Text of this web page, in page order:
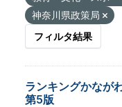
神奈川県政策局
フィルタ結果
ランキングかなが
第5版